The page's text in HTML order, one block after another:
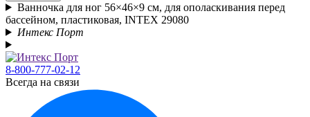
Ванночка для ног 56×46×9 см, для ополаскивания перед
бассейном, пластиковая, INTEX 29080
Интекс Порт
8-800-777-02-12
Всегда на связи